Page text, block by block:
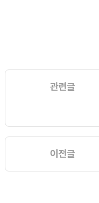
관련글
이전글